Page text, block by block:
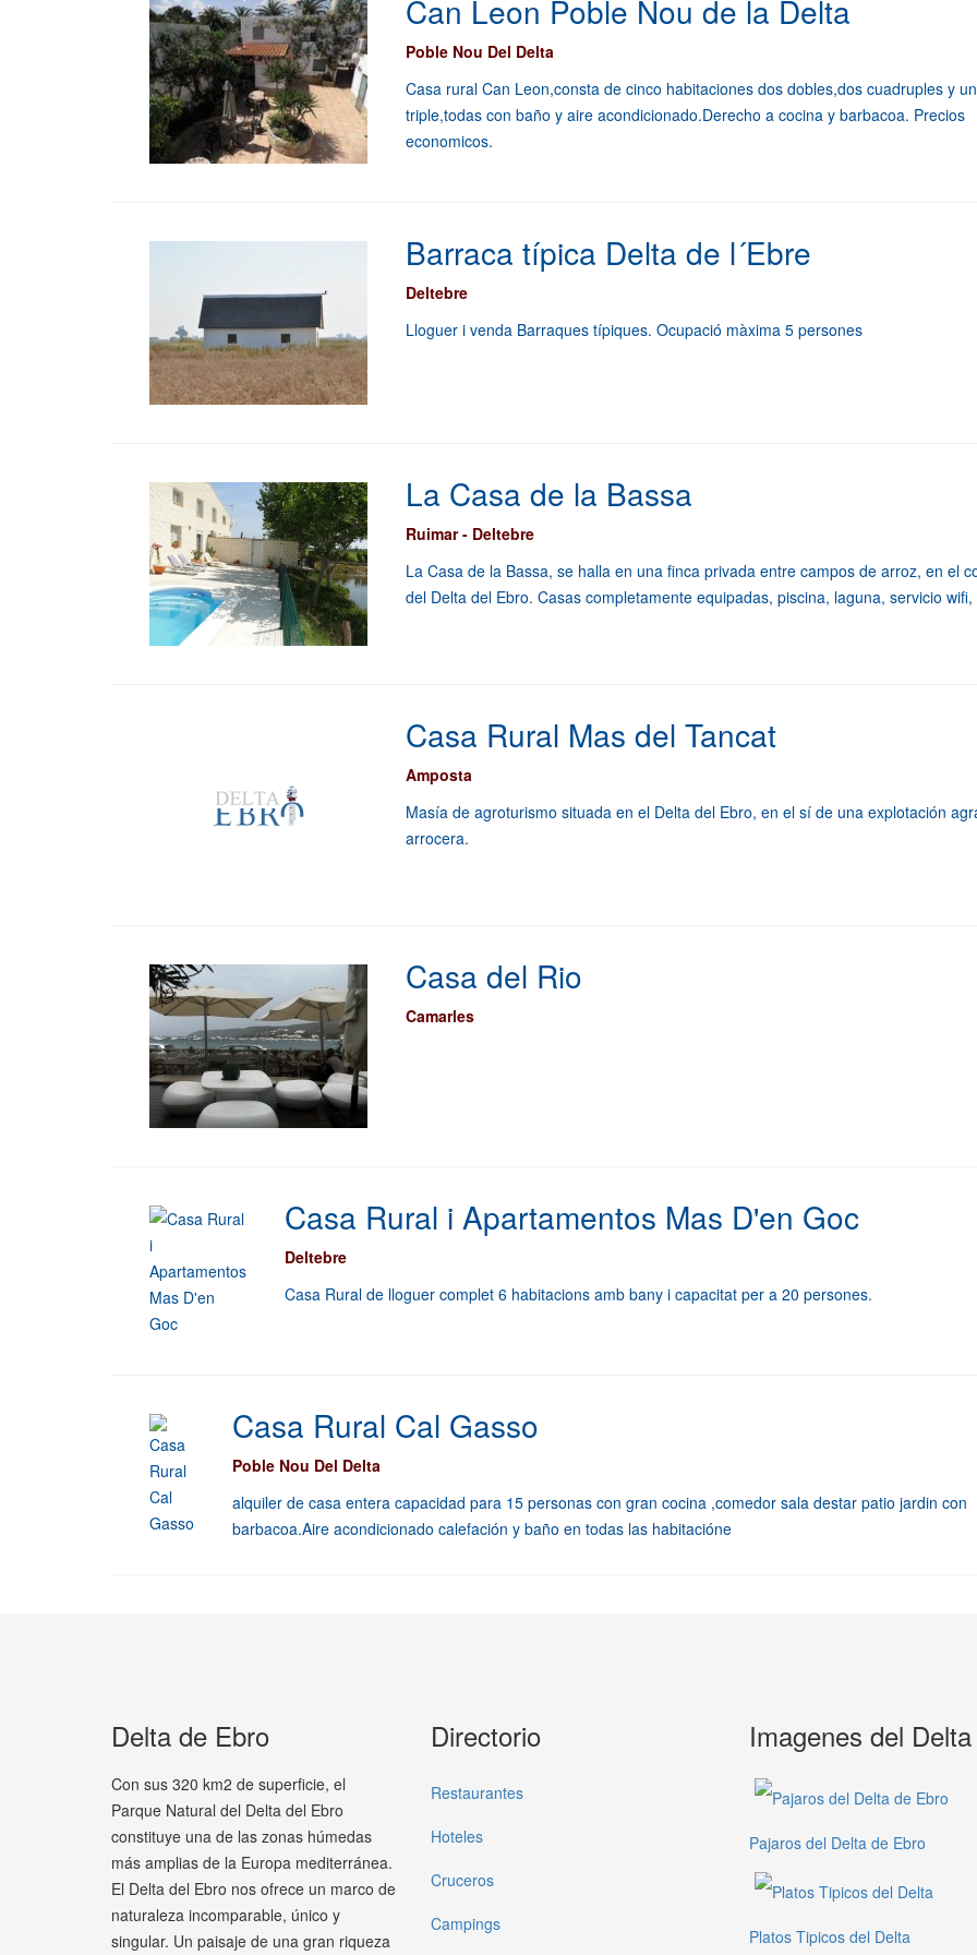
Can Leon Poble Nou de la Delta
Poble Nou Del Delta
Casa rural Can Leon,consta de cinco habitaciones dos dobles,dos cuadruples y
triple,todas con baño y aire acondicionado.Derecho a cocina y barbacoa. Precios
economicos.
Barraca típica Delta de l´Ebre
Deltebre
Lloguer i venda Barraques típiques. Ocupació màxima 5 persones
La Casa de la Bassa
Ruimar - Deltebre
La Casa de la Bassa, se halla en una finca privada entre campos de arroz, en el
del Delta del Ebro. Casas completamente equipadas, piscina, laguna, servicio wifi,
Casa Rural Mas del Tancat
Amposta
Masía de agroturismo situada en el Delta del Ebro, en el sí de una explotación
arrocera.
Casa del Rio
Camarles
Casa Rural i Apartamentos Mas D'en Goc
Deltebre
Casa Rural de lloguer complet 6 habitacions amb bany i capacitat per a 20 persones.
Casa Rural Cal Gasso
Poble Nou Del Delta
alquiler de casa entera capacidad para 15 personas con gran cocina ,comedor sala destar patio jardin con
barbacoa.Aire acondicionado calefación y baño en todas las habitacióne
Delta de Ebro
Con sus 320 km2 de superficie, el
Parque Natural del Delta del Ebro
constituye una de las zonas húmedas
más amplias de la Europa mediterránea.
El Delta del Ebro nos ofrece un marco de
naturaleza incomparable, único y
singular. Un paisaje de una gran riqueza
Directorio
Restaurantes
Hoteles
Cruceros
Campings
Imagenes del Delta
Pajaros del Delta de Ebro
Platos Tipicos del Delta